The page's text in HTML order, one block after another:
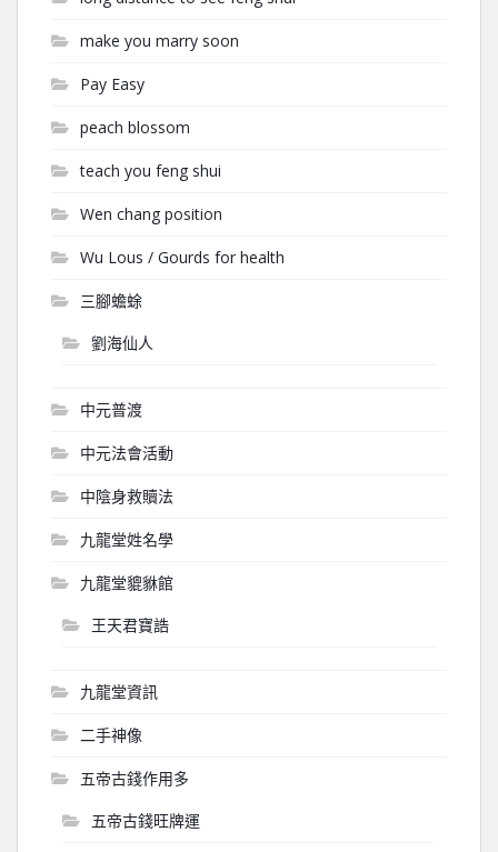
make you marry soon
Pay Easy
peach blossom
teach you feng shui
Wen chang position
Wu Lous / Gourds for health
三腳蟾蜍
劉海仙人
中元普渡
中元法會活動
中陰身救贖法
九龍堂姓名學
九龍堂貔貅館
王天君寶誥
九龍堂資訊
二手神像
五帝古錢作用多
五帝古錢旺牌運